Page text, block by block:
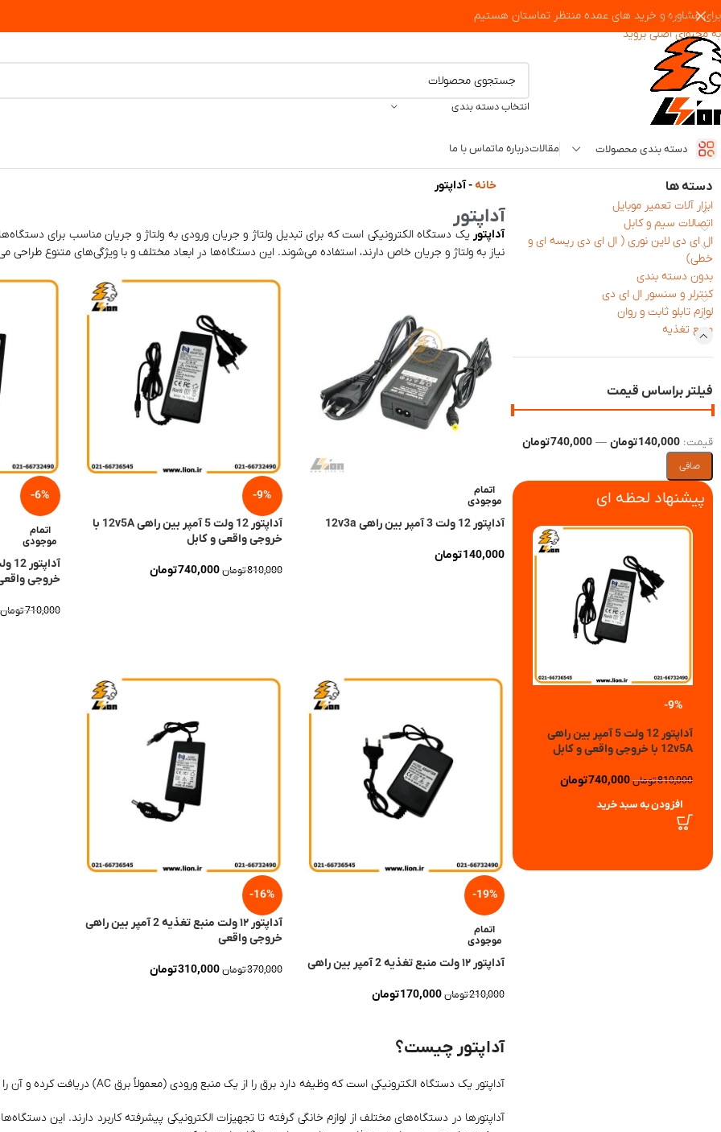
پرش به پیمایش
به محتوای اصلی بروید
برای مشاوره و خرید های عمده منتظر تماستان هستیم
انتخاب دسته بندی
دسته بندی محصولات مقالاتدرباره ماتماس با ما
دسته ها
ابزار آلات تعمیر موبایل
اتصالات سیم و کابل
ال ای دی لاین نوری ( ال ای دی ریسه ای و
خطی)
بدون دسته بندی
کنترلر و سنسور ال ای دی
لوازم تابلو ثابت و روان
منبع تغذیه
فیلتر براساس قیمت
صافی
قيمت: 140,000 تومان — 740,000 تومان
پیشنهاد لحظه ای
-6%
اتمام
موجودی
آداپتور 12 ولت 5 آمپر بین راهی
12v5A با خروجی واقعی
710,000
آداپتور 12 ولت 5 آمپر بین راهی
505,000تومان
-19%
آداپتور ۱۲ ولت منبع تغذیه 2 آمپر
-16%
خانه-آداپتور
آداپتور
آداپتور یک دستگاه الکترونیکی است که برای تبدیل ولتاژ و جریان ورودی به ولتاژ و جریان مناسب برای
نیاز به ولتاژ و جریان خاص دارند، استفاده می‌شوند. این دستگاه‌ها در ابعاد مختلف و با ویژگی‌های متنوع طراحی
اتمام
موجودی
آداپتور 12 ولت 3 آمپر بین راهی 12v3a
140,000تومان
-9%
آداپتور 12 ولت 5 آمپر بین راهی 12v5A با
خروجی واقعی و کابل
810,000تومان740,000تومان
-6%
اتمام
موجودی
خروجی
710,000تومان
-19%
اتمام
موجودی
آداپتور ۱۲ ولت منبع تغذیه 2 آمپر بین راهی
210,000تومان 170,000تومان
-16%
آداپتور ۱۲ ولت منبع تغذیه 2 آمپر بین راهی
خروجی واقعی
370,000تومان310,000تومان
آداپتور چیست؟
آداپتور یک دستگاه الکترونیکی است که وظیفه دارد برق را از یک منبع ورودی (معمولاً برق AC) دریافت کرده و آن را به ولتاژ و جریان مناسب برای دستگاه خروجی تبدیل کند.
آداپتورها در دستگاه‌های مختلف از لوازم خانگی گرفته تا تجهیزات الکترونیکی پیشرفته کاربرد دارند. این